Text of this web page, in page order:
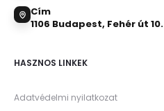
Cím
1106 Budapest, Fehér út 10.
HASZNOS LINKEK
Adatvédelmi nyilatkozat